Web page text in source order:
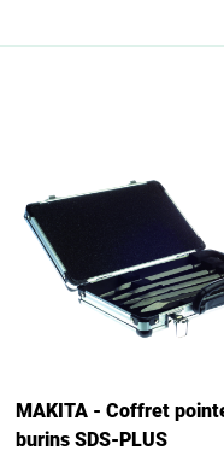
MAKITA - Coffret
burins SDS-PLUS